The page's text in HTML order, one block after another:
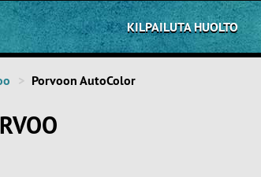
KILPAILUTA HUOLTO
Porvoon AutoColor